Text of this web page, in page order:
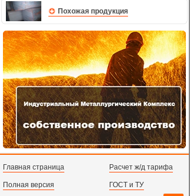
Похожая продукция
Главная страница
Полная версия
Расчет ж/д тарифа
ГОСТ и ТУ